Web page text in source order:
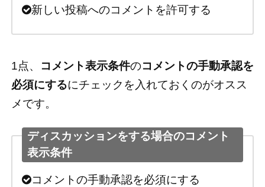
新しい投稿へのコメントを許可する
1点、 コメント表示条件のコメントの手動承認を
必須にするにチェックを入れておくのがオスス
メです。
ディスカッションをする場合のコメント
表示条件
コメントの手動承認を必須にする